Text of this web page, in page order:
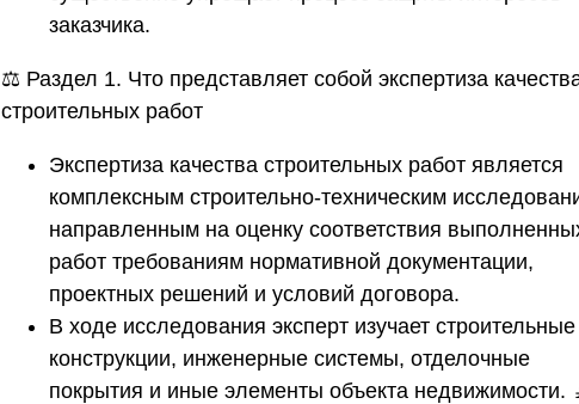
заказчика.
⚖️ Раздел 1. Что представляет собой экспертиза
строительных работ
Экспертиза качества строительных работ является
комплексным строительно-техническим
направленным на оценку соответствия
работ требованиям нормативной документации,
проектных решений и условий договора.
В ходе исследования эксперт изучает строительные
конструкции, инженерные системы, отделочные
покрытия и иные элементы объекта недвижимости.